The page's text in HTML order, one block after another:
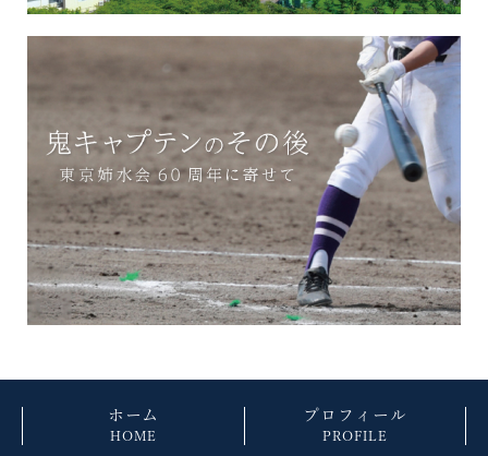
ホーム
HOME
プロフィール
PROFILE